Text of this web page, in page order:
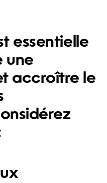
essentielle
une
accroître le